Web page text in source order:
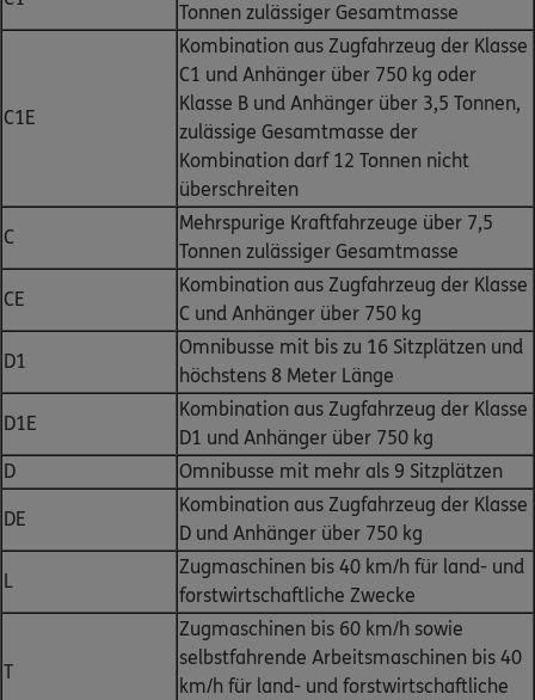
Tonnen zulässiger Gesamtmasse
C1E
Kombination aus Zugfahrzeug der Klasse
C1 und Anhänger über 750 kg oder
Klasse B und Anhänger über 3,5 Tonnen,
zulässige Gesamtmasse der
Kombination darf 12 Tonnen nicht
überschreiten
C
Mehrspurige Kraftfahrzeuge über 7,5
Tonnen zulässiger Gesamtmasse
CE
Kombination aus Zugfahrzeug der Klasse
C und Anhänger über 750 kg
D1
Omnibusse mit bis zu 16 Sitzplätzen und
höchstens 8 Meter Länge
D1E
Kombination aus Zugfahrzeug der Klasse
D1 und Anhänger über 750 kg
D
Omnibusse mit mehr als 9 Sitzplätzen
DE
Kombination aus Zugfahrzeug der Klasse
D und Anhänger über 750 kg
L
Zugmaschinen bis 40 km/h für land- und
forstwirtschaftliche Zwecke
T
Zugmaschinen bis 60 km/h sowie
selbstfahrende Arbeitsmaschinen bis 40
km/h für land- und forstwirtschaftliche